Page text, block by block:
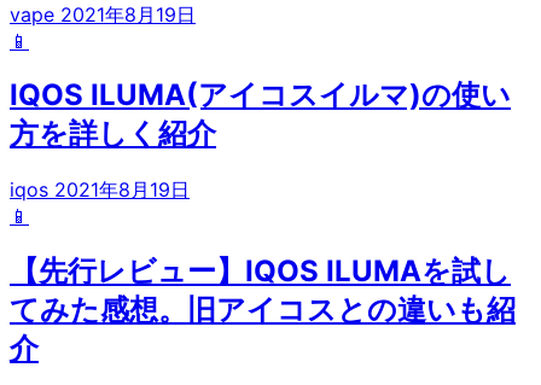
vape 2021年8月19日
📱
IQOS ILUMA(アイコスイルマ)の使い
方を詳しく紹介
iqos 2021年8月19日
📱
【先行レビュー】IQOS ILUMAを試し
てみた感想。旧アイコスとの違いも紹
介